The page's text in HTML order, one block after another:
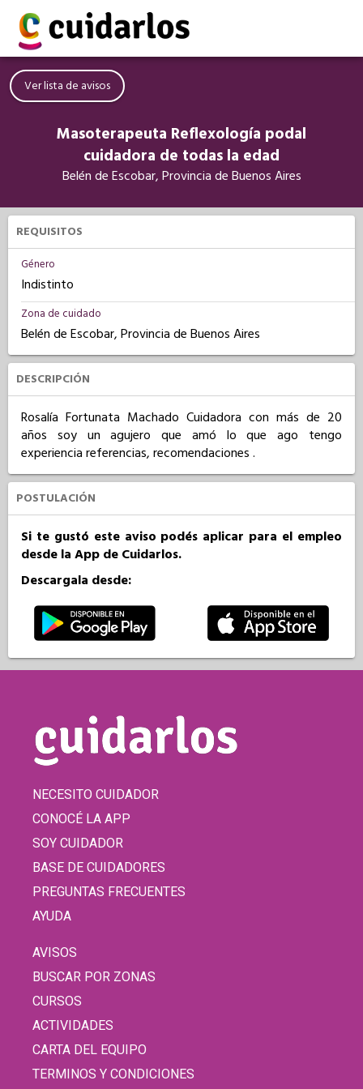
Ver lista de avisos
Masoterapeuta Reflexología podal
cuidadora de todas la edad
Belén de Escobar, Provincia de Buenos Aires
REQUISITOS
Género
Indistinto
Zona de cuidado
Belén de Escobar, Provincia de Buenos Aires
DESCRIPCIÓN
Rosalía Fortunata Machado Cuidadora con más de 20
años soy un agujero que amó lo que ago tengo
experiencia referencias, recomendaciones .
POSTULACIÓN
Si te gustó este aviso podés aplicar para el empleo
desde la App de Cuidarlos.
Descargala desde:
NECESITO CUIDADOR
CONOCÉ LA APP
SOY CUIDADOR
BASE DE CUIDADORES
PREGUNTAS FRECUENTES
AYUDA
AVISOS
BUSCAR POR ZONAS
CURSOS
ACTIVIDADES
CARTA DEL EQUIPO
TERMINOS Y CONDICIONES